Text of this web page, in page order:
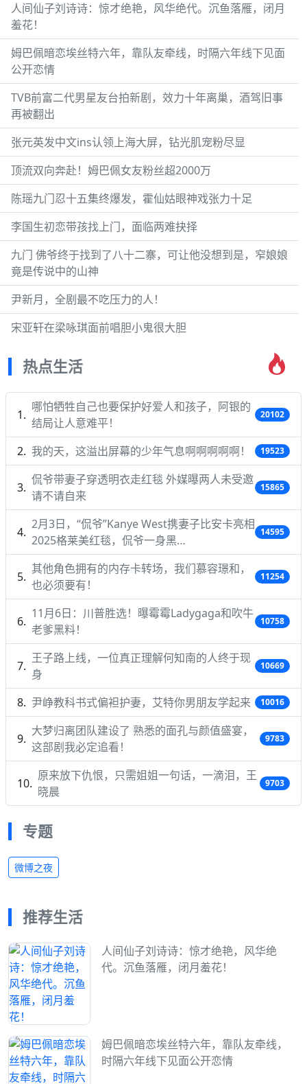
人间仙子刘诗诗：惊才绝艳，风华绝代。沉鱼落雁，闭月
羞花！
姆巴佩暗恋埃丝特六年，靠队友牵线，时隔六年线下见面
公开恋情
TVB前富二代男星友台拍新剧，效力十年离巢，酒驾旧事
再被翻出
张元英发中文ins认领上海大屏，钻光肌宠粉尽显
顶流双向奔赴！姆巴佩女友粉丝超2000万
陈瑶九门忍十五集终爆发，霍仙姑眼神戏张力十足
李国生初恋带孩找上门，面临两难抉择
九门 佛爷终于找到了八十二寨，可让他没想到是，窄娘娘
竟是传说中的山神
尹新月，全剧最不吃压力的人！
宋亚轩在梁咏琪面前唱胆小鬼很大胆
热点生活
哪怕牺牲自己也要保护好爱人和孩子，阿银的
结局让人意难平！
20102
我的天，这溢出屏幕的少年气息啊啊啊啊啊！ 19523
侃爷带妻子穿透明衣走红毯 外媒曝两人未受邀
请不请自来
15865
2月3日，“侃爷”Kanye West携妻子比安卡亮相
2025格莱美红毯，侃爷一身黑…
14595
其他角色拥有的内存卡转场，我们慕容璟和，
也必须要有！
11254
11月6日：川普胜选！曝霉霉Ladygaga和吹牛
老爹黑料！
10758
王子路上线，一位真正理解何知南的人终于现
身
10669
尹峥教科书式偏袒护妻，艾特你男朋友学起来 10016
大梦归离团队建设了 熟悉的面孔与颜值盛宴，
这部剧我必定追看！
9783
原来放下仇恨，只需姐姐一句话，一滴泪，王
晓晨
9703
专题
微博之夜
推荐生活
人间仙子刘诗诗：惊才绝艳，风华绝
代。沉鱼落雁，闭月羞花！
姆巴佩暗恋埃丝特六年，靠队友牵线，
时隔六年线下见面公开恋情